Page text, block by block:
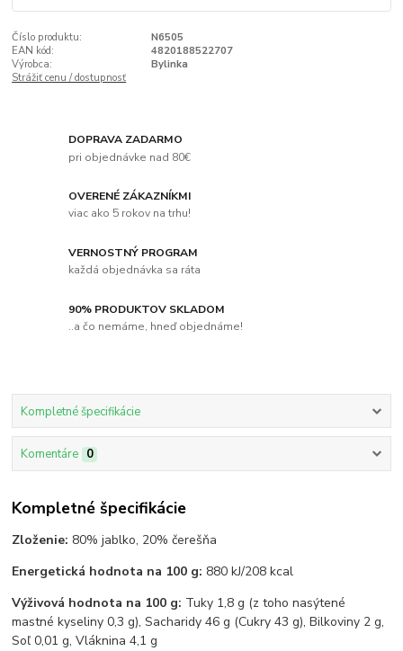
Číslo produktu:
N6505
EAN kód:
4820188522707
Výrobca:
Bylinka
Strážiť cenu / dostupnosť
DOPRAVA ZADARMO
pri objednávke nad 80€
OVERENÉ ZÁKAZNÍKMI
viac ako 5 rokov na trhu!
VERNOSTNÝ PROGRAM
každá objednávka sa ráta
90% PRODUKTOV SKLADOM
..a čo nemáme, hneď objednáme!
Kompletné špecifikácie
Komentáre 0
Kompletné špecifikácie
Zloženie: 80% jablko, 20% čerešňa
Energetická hodnota na 100 g: 880 kJ/208 kcal
Výživová hodnota na 100 g: Tuky 1,8 g (z toho nasýtené
mastné kyseliny 0,3 g), Sacharidy 46 g (Cukry 43 g), Bilkoviny 2 g,
Soľ 0,01 g, Vláknina 4,1 g